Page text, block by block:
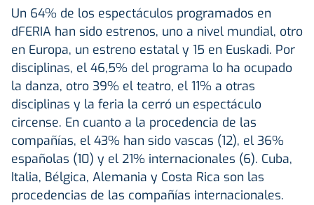
Un 64% de los espectáculos programados en
dFERIA han sido estrenos, uno a nivel mundial, otro
en Europa, un estreno estatal y 15 en Euskadi. Por
disciplinas, el 46,5% del programa lo ha ocupado
la danza, otro 39% el teatro, el 11% a otras
disciplinas y la feria la cerró un espectáculo
circense. En cuanto a la procedencia de las
compañías, el 43% han sido vascas (12), el 36%
españolas (10) y el 21% internacionales (6). Cuba,
Italia, Bélgica, Alemania y Costa Rica son las
procedencias de las compañías internacionales.